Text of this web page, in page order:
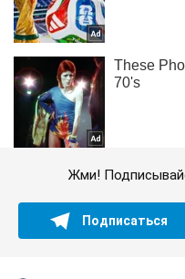
Жми!
Подписаться